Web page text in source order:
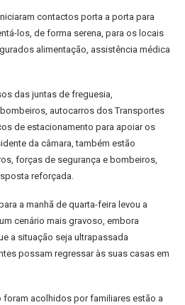
contactos porta a porta para
los, de forma serena, para os locais
alimentação, assistência médica
das juntas de freguesia,
autocarros dos Transportes
de estacionamento para apoiar os
da câmara, também estão
forças de segurança e bombeiros,
reforçada.
a manhã de quarta-feira levou a
cenário mais gravoso, embora
a situação seja ultrapassada
possam regressar às suas casas em
foram acolhidos por familiares estão a